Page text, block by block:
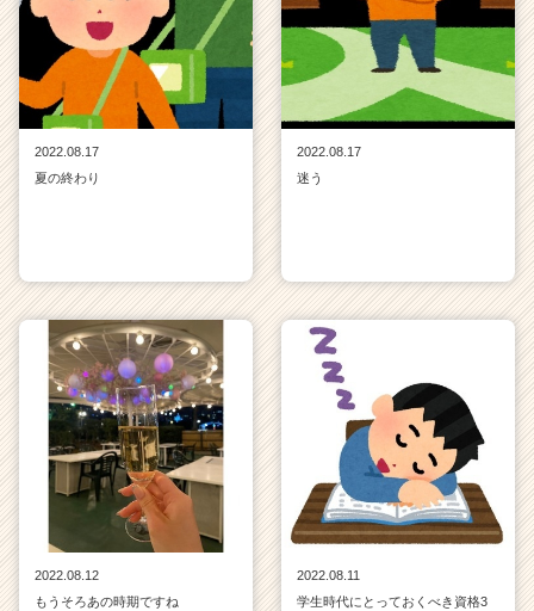
2022.08.17
夏の終わり
2022.08.17
迷う
2022.08.12
もうそろあの時期ですね
2022.08.11
学生時代にとっておくべき資格3